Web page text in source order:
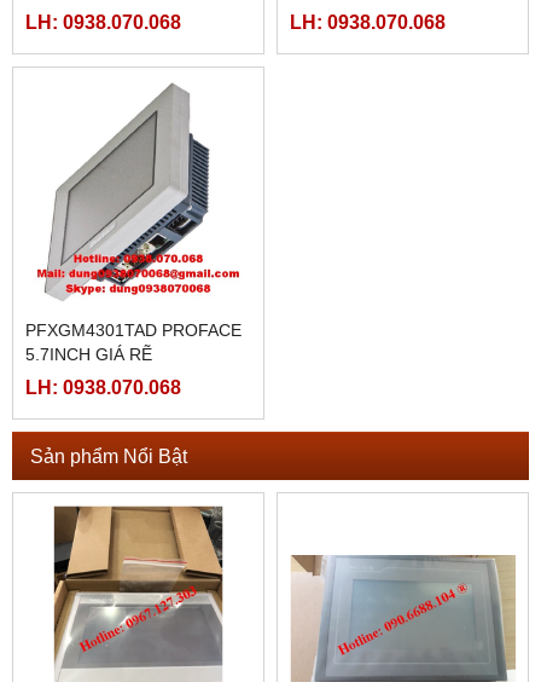
LH: 0938.070.068
LOẠI MODULE
LH: 0938.070.068
PFXGM4301TAD PROFACE
5.7INCH GIÁ RẼ
LH: 0938.070.068
Sản phẩm Nổi Bật